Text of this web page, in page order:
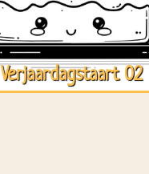
Verjaardagstaart 02